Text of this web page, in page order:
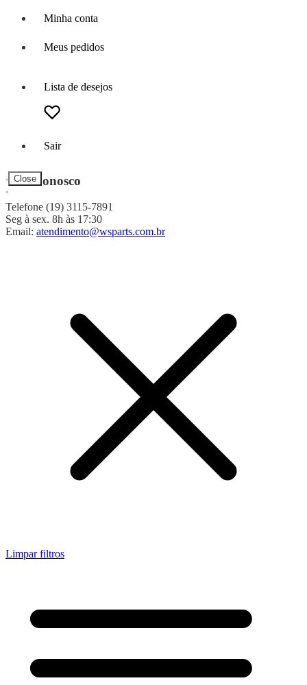
Minha conta
Meus pedidos
Lista de desejos
Sair
Close
Fale Conosco
Telefone (19) 3115-7891
Seg à sex. 8h às 17:30
Email: atendimento@wsparts.com.br
Limpar filtros